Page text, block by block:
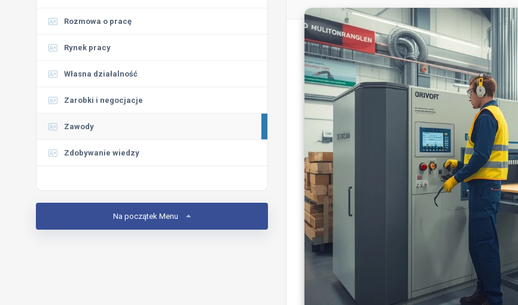
Rozmowa o pracę
Rynek pracy
Własna działalność
Zarobki i negocjacje
Zawody
Zdobywanie wiedzy
Na początek Menu